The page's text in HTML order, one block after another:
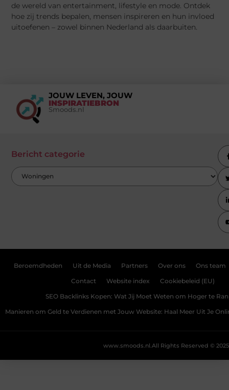
de wereld van entertainment, lifestyle en mode. Ontdek
hoe zij trends bepalen, mensen inspireren en hun invloed
uitoefenen – zowel binnen Nederland als daarbuiten.
JOUW LEVEN, JOUW
INSPIRATIEBRON
Smoods.nl
Bericht categorie
Beroemdheden Uit de Media Partners Over ons Ons team
Contact Website index Cookiebeleid (EU)
SEO Backlinks Kopen: Wat Jij Moet Weten om Hoger te
Manieren om Geld te Verdienen met Jouw Website: Haal Meer Uit Je
All Rights Reserved © 2025
www.smoods.nl.